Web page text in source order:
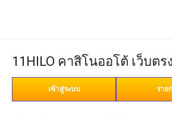
11HILO คาสิโนออโต้ เว็บต
เข้าสู่ระบบ ราย